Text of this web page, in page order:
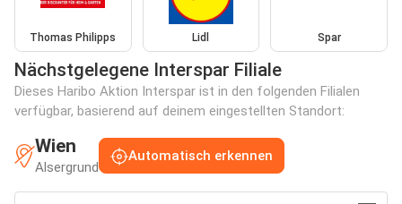
Thomas Philipps Lidl Spar
Nächstgelegene Interspar Filiale
Dieses Haribo Aktion Interspar ist in den folgenden Filialen
verfügbar, basierend auf deinem eingestellten Standort:
Wien
Alsergrund
Automatisch erkennen